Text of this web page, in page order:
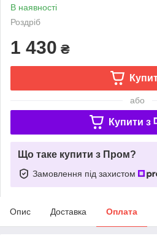
В наявності
Роздріб
1 430 ₴
або
Купити з
Що таке купити з Пром?
Замовлення під захистом
Опис Доставка Оплата